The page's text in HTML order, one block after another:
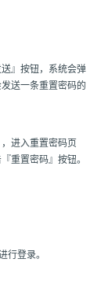
』按钮，系统会弹
送一条重置密码的
进入重置密码页
重置密码』按钮。
登录。